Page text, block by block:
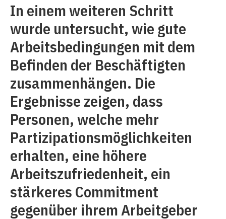
In einem weiteren Schritt
wurde untersucht, wie gute
Arbeitsbedingungen mit dem
Befinden der Beschäftigten
zusammenhängen. Die
Ergebnisse zeigen, dass
Personen, welche mehr
Partizipationsmöglichkeiten
erhalten, eine höhere
Arbeitszufriedenheit, ein
stärkeres Commitment
gegenüber ihrem Arbeitgeber